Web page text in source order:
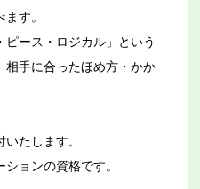
す。
ース・ロジカル」という
相手に合ったほめ方・かか
いたします 。
ョンの資格です。